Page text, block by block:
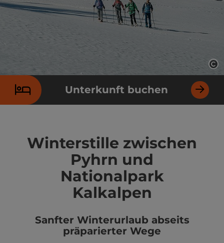
Unterkunft buchen
Winterstille zwischen
Pyhrn und
Nationalpark
Kalkalpen
Sanfter Winterurlaub abseits
präparierter Wege